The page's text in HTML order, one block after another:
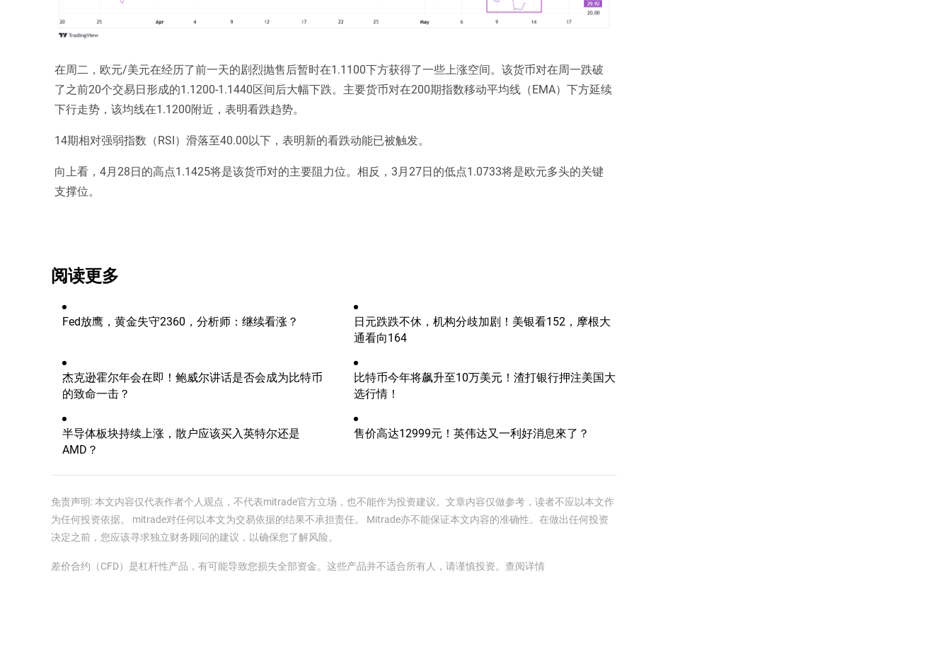
在周二，欧元/美元在经历了前一天的剧烈抛售后暂时在1.1100下方获得了一些上涨空间。该货币对在周一跌破
了之前20个交易日形成的1.1200-1.1440区间后大幅下跌。主要货币对在200期指数移动平均线（EMA）下方延续
下行走势，该均线在1.1200附近，表明看跌趋势。
14期相对强弱指数（RSI）滑落至40.00以下，表明新的看跌动能已被触发。
向上看，4月28日的高点1.1425将是该货币对的主要阻力位。相反，3月27日的低点1.0733将是欧元多头的关键
支撑位。
阅读更多
Fed放鹰，黄金失守2360，分析师：继续看涨？
日元跌跌不休，机构分歧加剧！美银看152，摩根大
通看向164
杰克逊霍尔年会在即！鲍威尔讲话是否会成为比特币
的致命一击？
比特币今年将飙升至10万美元！渣打银行押注美国大
选行情！
半导体板块持续上涨，散户应该买入英特尔还是
AMD？
售价高达12999元！英伟达又一利好消息來了？
免责声明: 本文内容仅代表作者个人观点，不代表mitrade官方立场，也不能作为投资建议。文章内容仅做参考，读者不应以本文作
为任何投资依据。 mitrade对任何以本文为交易依据的结果不承担责任。 Mitrade亦不能保证本文内容的准确性。在做出任何投资
决定之前，您应该寻求独立财务顾问的建议，以确保您了解风险。
差价合约（CFD）是杠杆性产品，有可能导致您损失全部资金。这些产品并不适合所有人，请谨慎投资。 查阅详情